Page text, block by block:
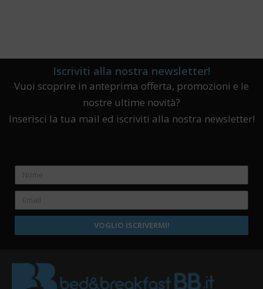
Iscriviti alla nostra newsletter!
Vuoi scoprire in anteprima offerta, promozioni e le
nostre ultime novità?
Inserisci la tua mail ed iscriviti alla nostra newsletter!
VOGLIO ISCRIVERMI!